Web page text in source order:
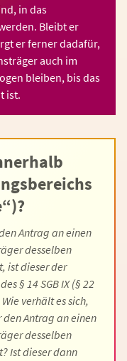
in das
Bleibt er
er ferner dadafür,
auch im
bleiben, bis das
ist.
Antrag an einen
desselben
ist dieser der
§ 14 SGB IX (§ 22
verhält es sich,
Antrag an einen
desselben
Ist dieser dann